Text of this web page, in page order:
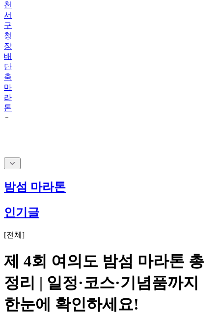
천
서
구
청
장
배
단
축
마
라
톤
밤섬 마라톤
인기글
[전체 ]
제 4회 여의도 밤섬 마라톤 총
정리 | 일정·코스·기념품까지
한눈에 확인하세요!